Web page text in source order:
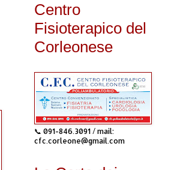
Centro
Fisioterapico del
Corleonese
📞 091-846.3091 / mail:
cfc.corleone@gmail.com